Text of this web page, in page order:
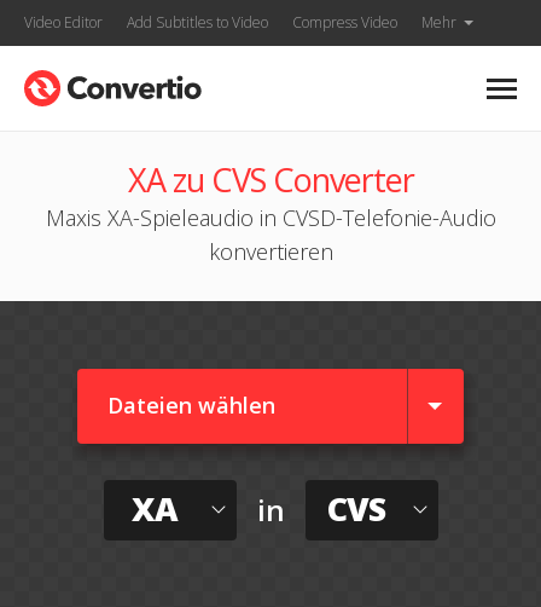
Video Editor Add Subtitles to Video Compress Video Mehr
XA zu CVS Converter
Maxis XA-Spieleaudio in CVSD-Telefonie-Audio
konvertieren
Dateien wählen
XA in CVS